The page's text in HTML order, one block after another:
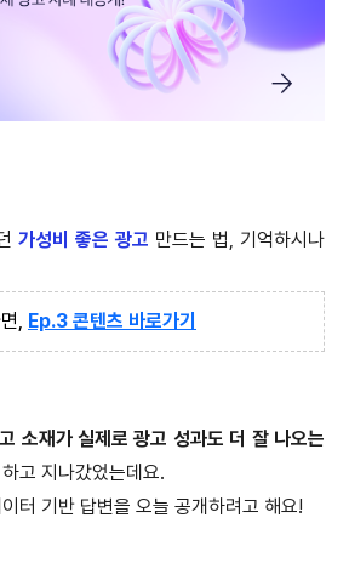
가성비 좋은 광고 만드는 법, 기억하시나
, Ep.3 콘텐츠 바로가기
소재가 실제로 광고 성과도 더 잘 나오는
고 지나갔었는데요.
터 기반 답변을 오늘 공개하려고 해요!